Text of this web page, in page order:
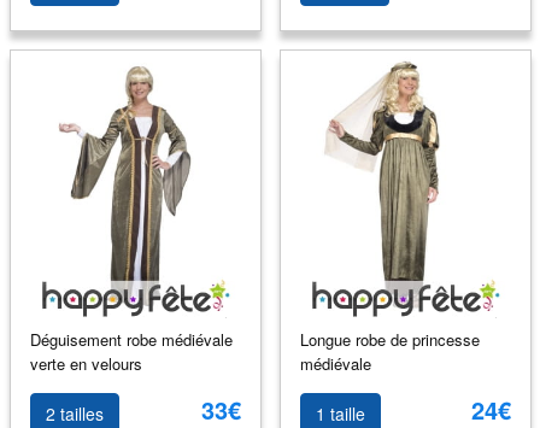
Déguisement robe médiévale
verte en velours
2 tailles 33€
Longue robe de princesse
médiévale
1 taille 24€